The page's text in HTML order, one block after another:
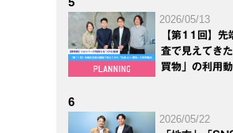
2026/05/13
【第11回】先
査で見えてき
買物」の利用
6
2026/05/22